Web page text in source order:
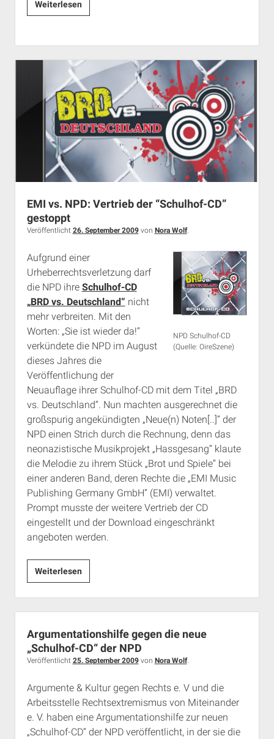
Weiterlesen“Kampf
um
Straße”:
Attacken
statt
Aufmärsche
in
Gräfenberg?
EMI vs. NPD: Vertrieb der “Schulhof-CD”
gestoppt
Veröffentlicht 26. September 2009von Nora Wolf.
NPD Schulhof-CD
(Quelle: OireSzene)
Aufgrund einer
Urheberrechtsverletzung darf
die NPD ihre Schulhof-CD
„BRD vs. Deutschland“ nicht
mehr verbreiten. Mit den
Worten: „Sie ist wieder da!“
verkündete die NPD im August
dieses Jahres die
Veröffentlichung der
Neuauflage ihrer Schulhof-CD mit dem Titel „BRD
vs. Deutschland“. Nun machten ausgerechnet die
großspurig angekündigten „Neue(n) Noten[..]“ der
NPD einen Strich durch die Rechnung, denn das
neonazistische Musikprojekt „Hassgesang“ klaute
die Melodie zu ihrem Stück „Brot und Spiele“ bei
einer anderen Band, deren Rechte die „EMI Music
Publishing Germany GmbH“ (EMI) verwaltet.
Prompt musste der weitere Vertrieb der CD
eingestellt und der Download eingeschränkt
angeboten werden.
WeiterlesenEMI
vs.
NPD:
Vertrieb
der
“Schulhof-
CD”
Argumentationshilfe gegen die neue
„Schulhof-CD“ der NPD
Veröffentlicht 25. September 2009von Nora Wolf.
Argumente & Kultur gegen Rechts e. V und die
Arbeitsstelle Rechtsextremismus von Miteinander
e. V. haben eine Argumentationshilfe zur neuen
„Schulhof-CD“ der NPD veröffentlicht, in der sie die